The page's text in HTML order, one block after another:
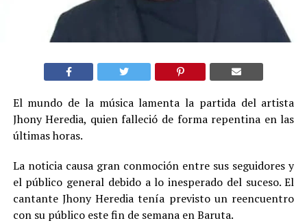
El mundo de la música lamenta la partida del artista
Jhony Heredia, quien falleció de forma repentina en las
últimas horas.
La noticia causa gran conmoción entre sus seguidores y
el público general debido a lo inesperado del suceso. El
cantante Jhony Heredia tenía previsto un reencuentro
con su público este fin de semana en Baruta.